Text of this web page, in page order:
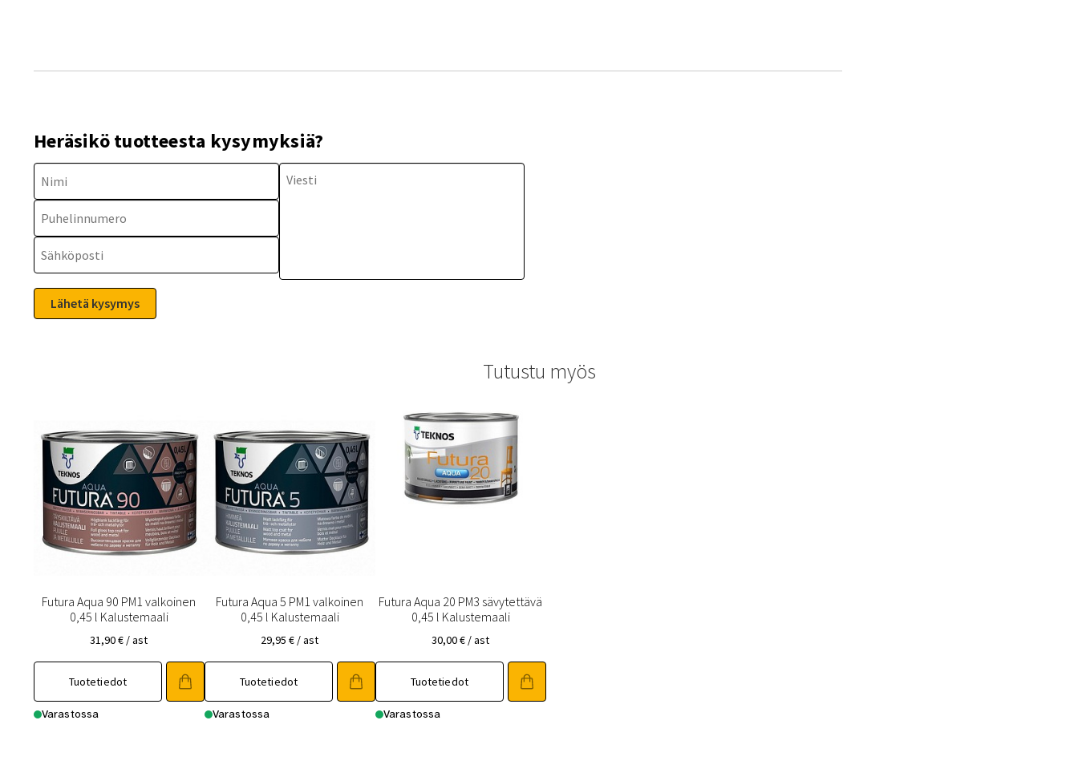
Heräsikö tuotteesta kysymyksiä?
Tutustu myös
Futura Aqua 90 PM1 valkoinen
0,45 l Kalustemaali
31,90€ / ast
Tuotetiedot
Varastossa
Futura Aqua 5 PM1 valkoinen
0,45 l Kalustemaali
29,95€ / ast
Tuotetiedot
Varastossa
Futura Aqua 20 PM3 sävytettävä
0,45 l Kalustemaali
30,00€ / ast
Tuotetiedot
Varastossa